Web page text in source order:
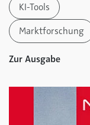
KI-Tools
Marktforschung
Zur Ausgabe